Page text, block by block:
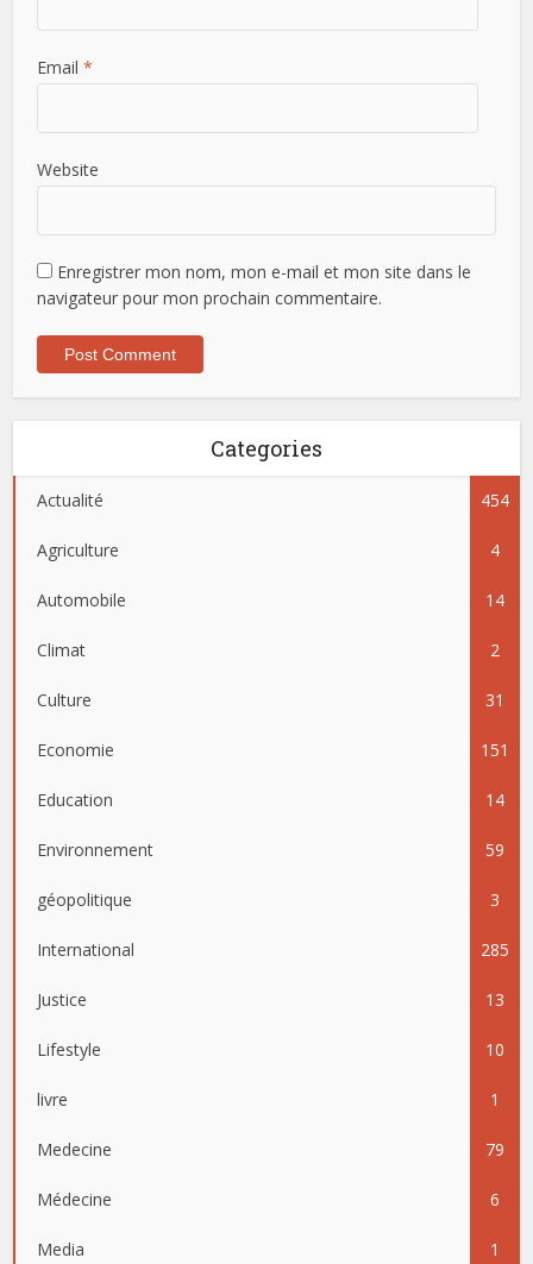
Email *
Website
Enregistrer mon nom, mon e-mail et mon site dans le
navigateur pour mon prochain commentaire.
Categories
Actualité 454
Agriculture 4
Automobile 14
Climat 2
Culture 31
Economie 151
Education 14
Environnement 59
géopolitique 3
International 285
Justice 13
Lifestyle 10
livre 1
Medecine 79
Médecine 6
Media 1